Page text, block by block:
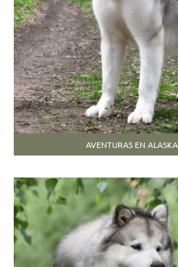
AVENTURAS EN